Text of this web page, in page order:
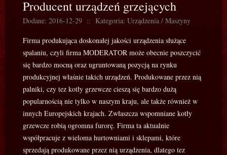
Producent urządzeń grzejących
Dodane: 2016-12-29 :: Kategoria: Urządzenia / Maszyny
Firma produkująca doskonałej jakości urządzenia służące
spalaniu, czyli firma MODERATOR może obecnie poszczycić
się bardzo mocną oraz ugruntowaną pozycją na rynku
produkcyjnej właśnie takich urządzeń. Produkowane przez nią
palniki, czy tez kotły grzewcze cieszą się bardzo dużą
popularnością nie tylko w naszym kraju, ale także również w
innych Europejskich krajach. Zwłaszcza wspomniane kotły
grzewcze robią ogromna furorę. Firma ta aktualnie
współpracuje z wieloma hurtowniami i sklepami, które
sprzedają produkowane przez nią urządzenia, dlatego tez